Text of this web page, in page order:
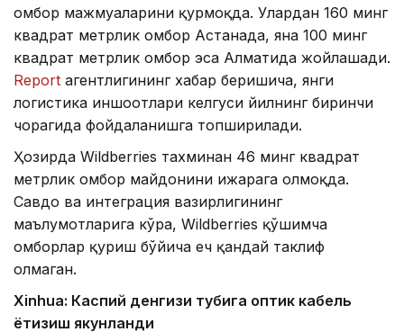
омбор мажмуаларини қурмоқда. Улардан 160 минг
квадрат метрлик омбор Астанада, яна 100 минг
квадрат метрлик омбор эса Алматида жойлашади.
Report агентлигининг хабар беришича, янги
логистика иншоотлари келгуси йилнинг биринчи
чорагида фойдаланишга топширилади.
Ҳозирда Wildberries тахминан 46 минг квадрат
метрлик омбор майдонини ижарага олмоқда.
Савдо ва интеграция вазирлигининг
маълумотларига кўра, Wildberries қўшимча
омборлар қуриш бўйича ҳеч қандай таклиф
олмаган.
Xinhuа: Каспий денгизи тубига оптик кабель
ётқизиш якунланди